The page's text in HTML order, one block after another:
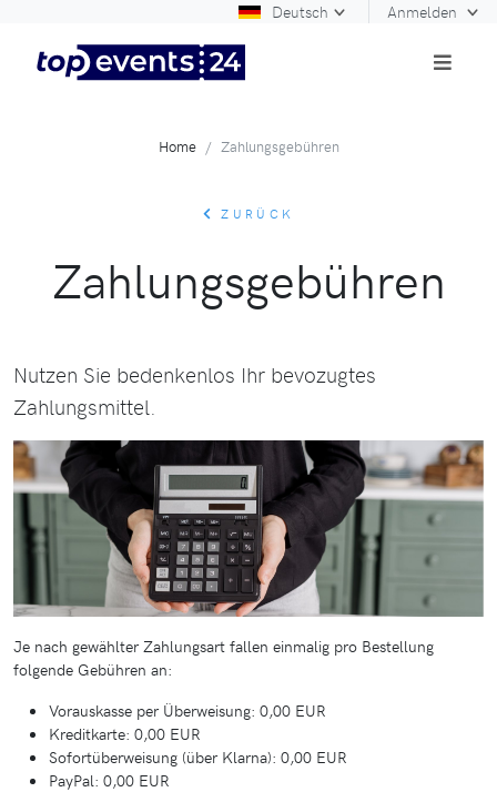
Deutsch Anmelden
Home Zahlungsgebühren
ZURÜCK
Zahlungsgebühren
Nutzen Sie bedenkenlos Ihr bevozugtes
Zahlungsmittel.
Je nach gewählter Zahlungsart fallen einmalig pro Bestellung
folgende Gebühren an:
Vorauskasse per Überweisung: 0,00 EUR
Kreditkarte: 0,00 EUR
Sofortüberweisung (über Klarna): 0,00 EUR
PayPal: 0,00 EUR